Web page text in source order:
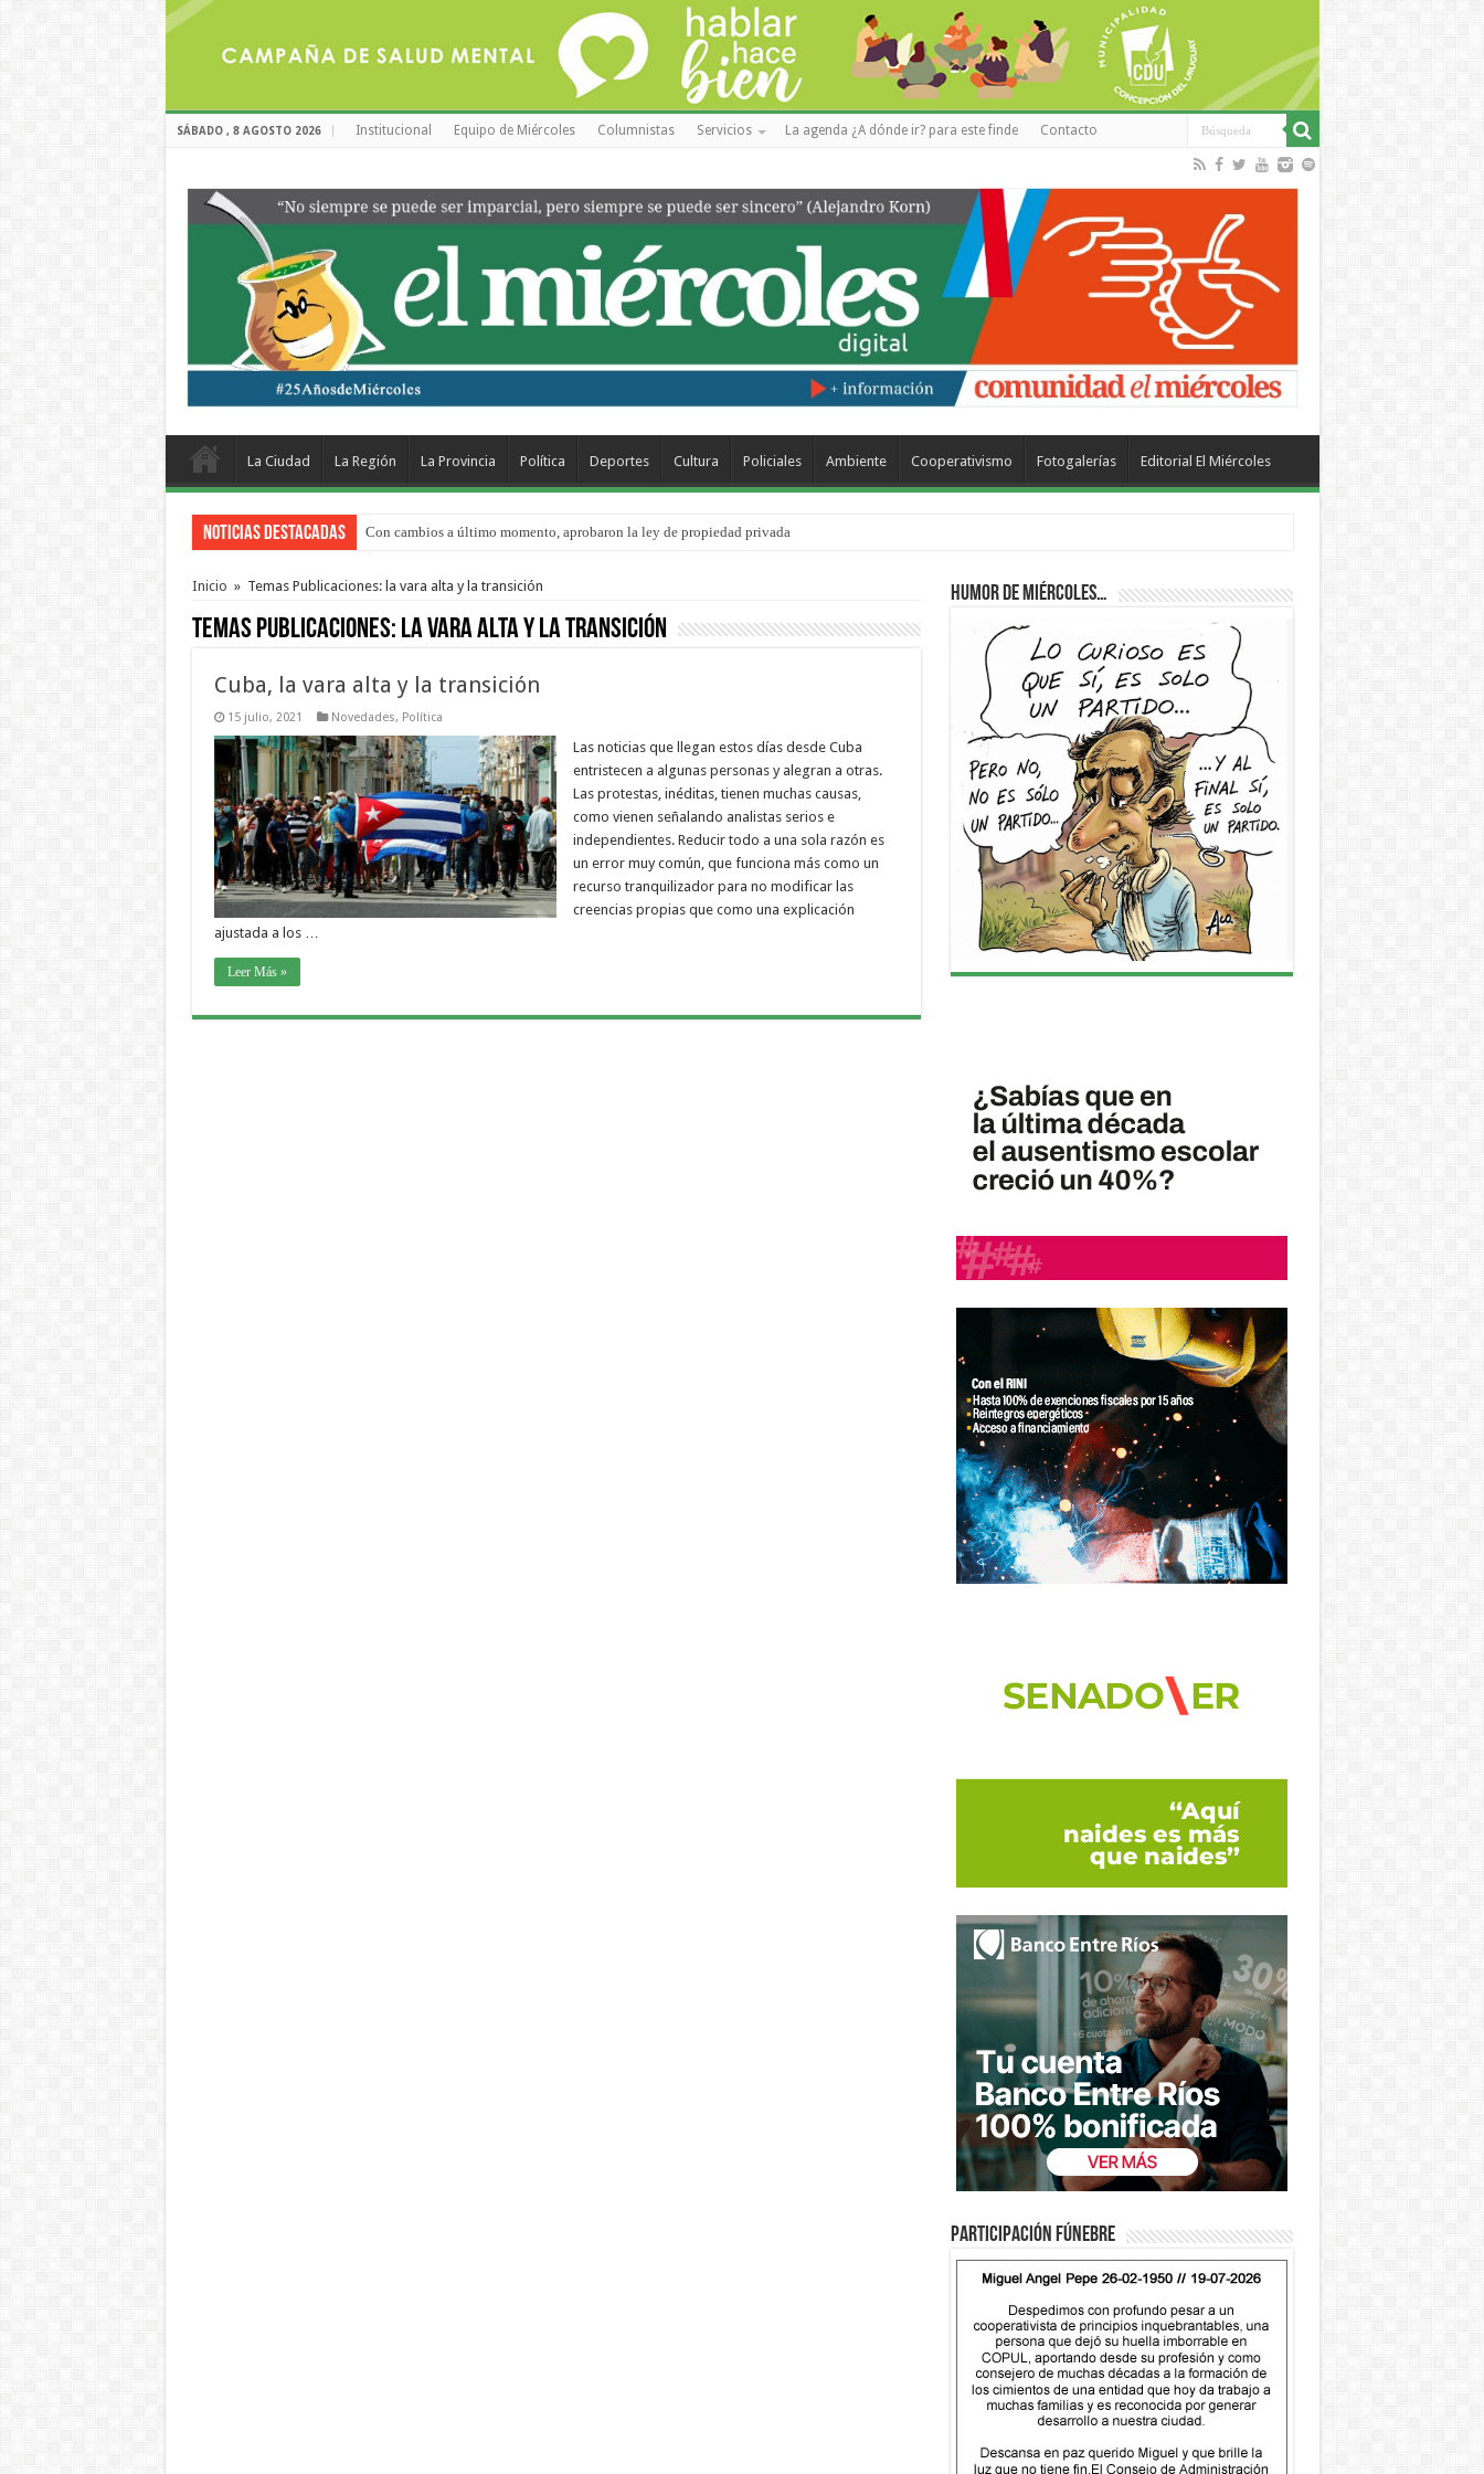
SÁBADO , 8 AGOSTO 2026 Institucional Equipo de Miércoles Columnistas Servicios La agenda ¿A dónde ir? para este finde Contacto
La Ciudad La Región La Provincia Política Deportes Cultura Policiales Ambiente Cooperativismo Fotogalerías Editorial El Miércoles
Noticias Destacadas Con cambios a último momento, aprobaron la ley de propiedad privada
Adopción en Entre Ríos: el 35% de los 90 niños, niñas y adolescentes que esperan una familia tiene CUD
Inicio » Temas Publicaciones: la vara alta y la transición
Temas Publicaciones: la vara alta y la transición
Cuba, la vara alta y la transición
15 julio, 2021 Novedades, Política
Las noticias que llegan estos días desde Cuba
entristecen a algunas personas y alegran a otras.
Las protestas, inéditas, tienen muchas causas,
como vienen señalando analistas serios e
independientes. Reducir todo a una sola razón es
un error muy común, que funciona más como un
recurso tranquilizador para no modificar las
creencias propias que como una explicación
ajustada a los …
Leer Más »
Humor de Miércoles…
Participación fúnebre